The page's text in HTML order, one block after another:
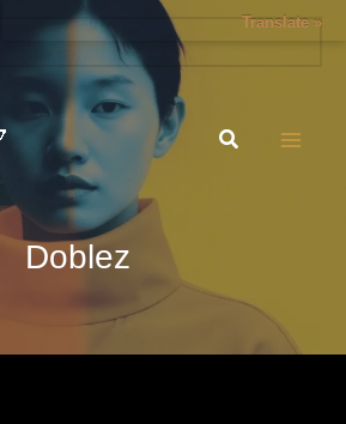
Doblez
Translate »